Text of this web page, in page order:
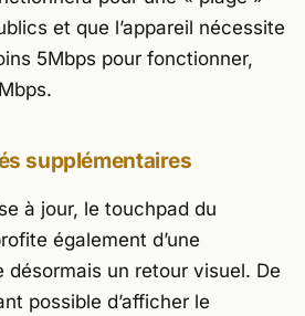
et que l’appareil nécessite
5Mbps pour fonctionner,
supplémentaires
à jour, le touchpad du
également d’une
désormais un retour visuel. De
possible d’afficher le